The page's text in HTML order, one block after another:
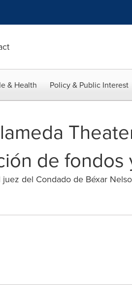
& Health Policy & Public Interest
de fondos
del Condado de Béxar